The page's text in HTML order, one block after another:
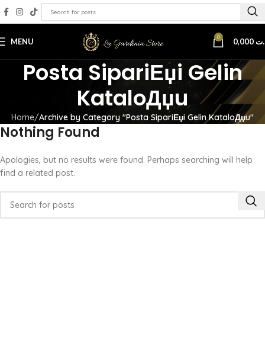
MENU 0
Posta SipariЕџi Gelin
KataloДџu
Home Archive by Category "Posta SipariЕџi Gelin KataloДџu"
Nothing Found
Apologies, but no results were found. Perhaps searching will help
find a related post.